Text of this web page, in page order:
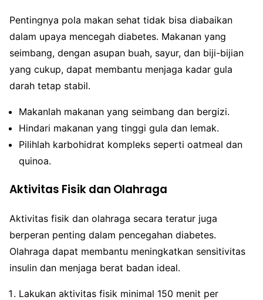
Pentingnya pola makan sehat tidak bisa diabaikan
dalam upaya mencegah diabetes. Makanan yang
seimbang, dengan asupan buah, sayur, dan biji-bijian
yang cukup, dapat membantu menjaga kadar gula
darah tetap stabil.
Makanlah makanan yang seimbang dan bergizi.
Hindari makanan yang tinggi gula dan lemak.
Pilihlah karbohidrat kompleks seperti oatmeal dan
quinoa.
Aktivitas Fisik dan Olahraga
Aktivitas fisik dan olahraga secara teratur juga
berperan penting dalam pencegahan diabetes.
Olahraga dapat membantu meningkatkan sensitivitas
insulin dan menjaga berat badan ideal.
Lakukan aktivitas fisik minimal 150 menit per